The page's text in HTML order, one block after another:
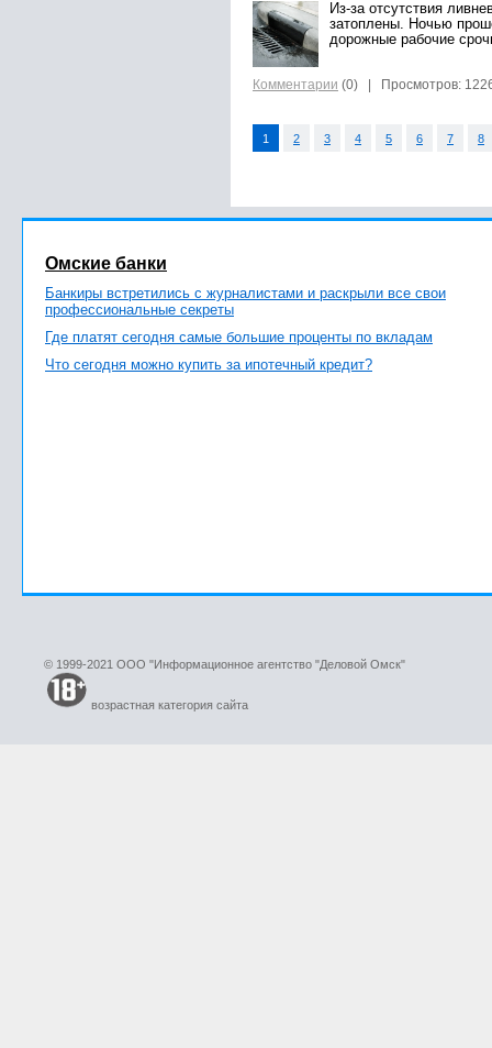
Из-за отсутствия
затоплены. Ночью
дорожные рабочие
Комментарии (0) | Просмотров:
1 2 3 4 5 6 7 8
Омские банки
Банкиры встретились с журналистами и раскрыли все свои
профессиональные секреты
Где платят сегодня самые большие проценты по вкладам
Что сегодня можно купить за ипотечный кредит?
© 1999-2021 ООО "Информационное агентство "Деловой Омск"
возрастная категория сайта